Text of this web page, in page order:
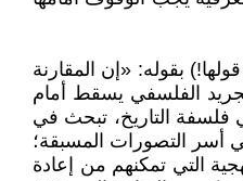
بقوله: «إن المقارنة
الفلسفي يسقط أمام
فلسفة التاريخ، تبحث في
أسر التصورات المسبقة؛
التي تمكنهم من إعادة